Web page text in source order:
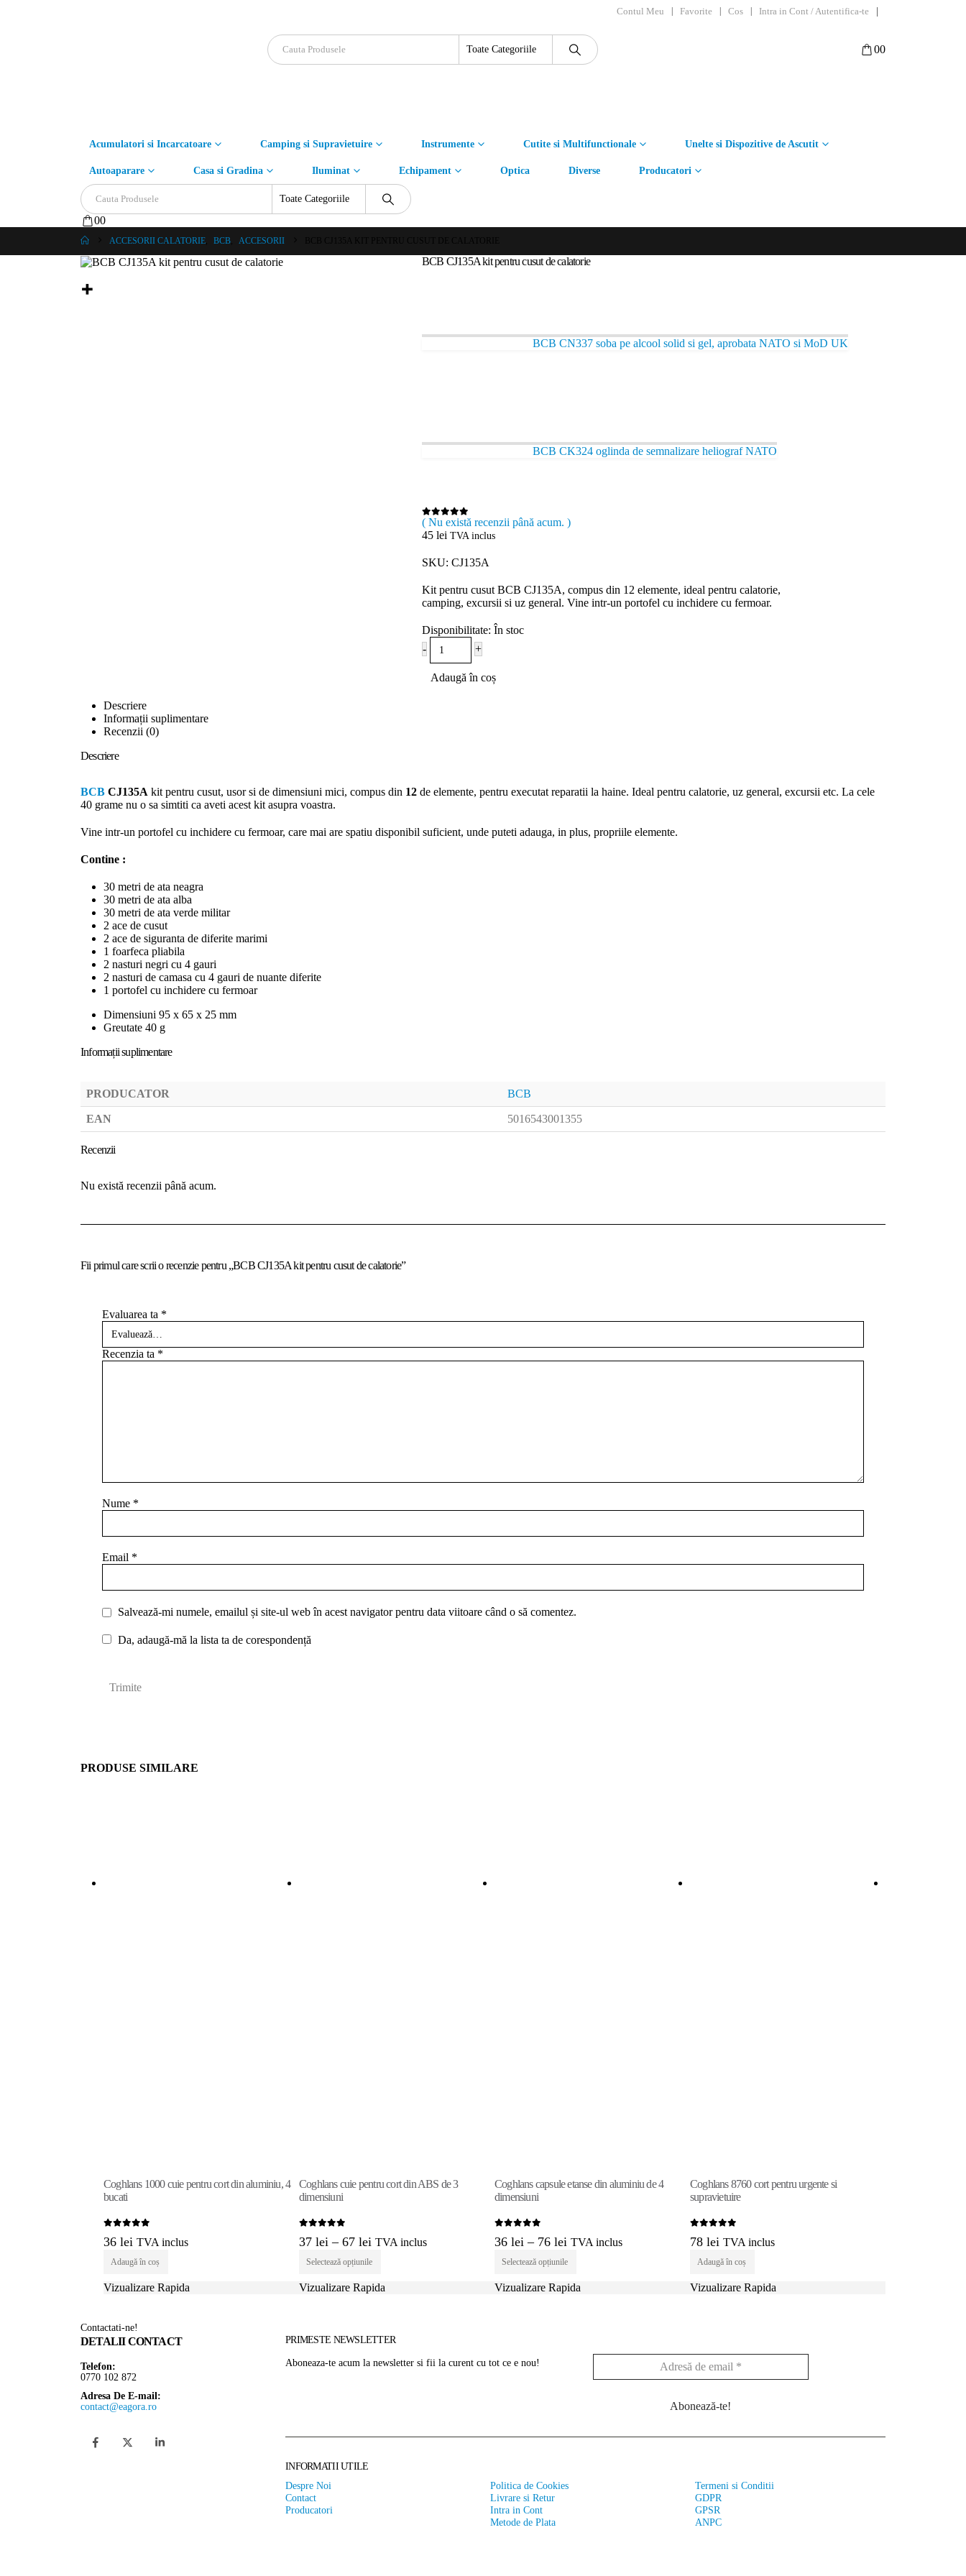
Contul Meu Favorite Cos Intra in Cont / Autentifica-te |
00
Acumulatori si Incarcatoare Camping si Supravietuire Instrumente Cutite si Multifunctionale Unelte si Dispozitive de Ascutit
Autoaparare Casa si Gradina Iluminat Echipament Optica Diverse Producatori
00
ACCESORII CALATORIE BCB ACCESORII
BCB CJ135A kit pentru cusut de calatorie
BCB CN337 soba pe alcool solid si gel, aprobata NATO si MoD UK
BCB CK324 oglinda de semnalizare heliograf NATO
0 out of 5
( Nu există recenzii până acum. )
45 lei TVA inclus
SKU: CJ135A
Kit pentru cusut BCB CJ135A, compus din 12 elemente, ideal pentru calatorie,
camping, excursii si uz general. Vine intr-un portofel cu inchidere cu fermoar.
Disponibilitate: În stoc
-
+
Adaugă în coș
Descriere
Informații suplimentare
Recenzii (0)
Descriere
BCB CJ135A kit pentru cusut, usor si de dimensiuni mici, compus din 12 de elemente, pentru executat reparatii la haine. Ideal pentru calatorie, uz general, excursii etc. La cele
40 grame nu o sa simtiti ca aveti acest kit asupra voastra.
Vine intr-un portofel cu inchidere cu fermoar, care mai are spatiu disponibil suficient, unde puteti adauga, in plus, propriile elemente.
Contine :
30 metri de ata neagra
30 metri de ata alba
30 metri de ata verde militar
2 ace de cusut
2 ace de siguranta de diferite marimi
1 foarfeca pliabila
2 nasturi negri cu 4 gauri
2 nasturi de camasa cu 4 gauri de nuante diferite
1 portofel cu inchidere cu fermoar
Dimensiuni 95 x 65 x 25 mm
Greutate 40 g
Informații suplimentare
PRODUCATOR BCB
EAN 5016543001355
Recenzii
Nu există recenzii până acum.
Fii primul care scrii o recenzie pentru „BCB CJ135A kit pentru cusut de calatorie”
Evaluarea ta *
Recenzia ta *
Nume *
Email *
Salvează-mi numele, emailul și site-ul web în acest navigator pentru data viitoare când o să comentez.
Da, adaugă-mă la lista ta de corespondență
PRODUSE SIMILARE
Coghlans 1000 cuie pentru cort din aluminiu, 4
bucati
36 lei TVA inclus
Adaugă în coș
Vizualizare Rapida
Coghlans cuie pentru cort din ABS de 3
dimensiuni
37 lei – 67 lei Interval
37 lei
TVA inclus
Selectează opțiunile
mai
pot
fi
Vizualizare Rapida
Coghlans capsule etanse din aluminiu de 4
dimensiuni
36 lei – 76 lei Interval
36 lei
TVA inclus
Selectează opțiunile
mai
Vizualizare Rapida
Coghlans 8760 cort pentru urgente si
supravietuire
78 lei TVA inclus
Adaugă în coș
Vizualizare Rapida
Contactati-ne!
DETALII CONTACT
Telefon:
0770 102 872
Adresa De E-mail:
contact@eagora.ro
PRIMESTE NEWSLETTER
Aboneaza-te acum la newsletter si fii la curent cu tot ce e nou!
INFORMATII UTILE
Despre Noi
Contact
Producatori
Politica de Cookies
Livrare si Retur
Intra in Cont
Metode de Plata
Termeni si Conditii
GDPR
GPSR
ANPC